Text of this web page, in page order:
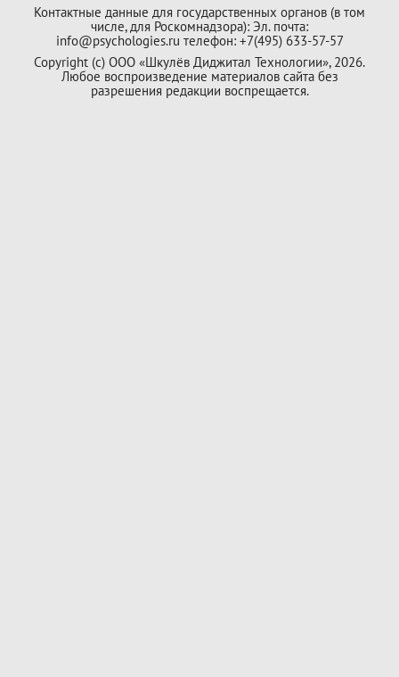
Контактные данные для государственных органов (в том
числе, для Роскомнадзора): Эл. почта:
info@psychologies.ru телефон: +7(495) 633-57-57
Copyright (с) ООО «Шкулёв Диджитал Технологии», 2026.
Любое воспроизведение материалов сайта без
разрешения редакции воспрещается.